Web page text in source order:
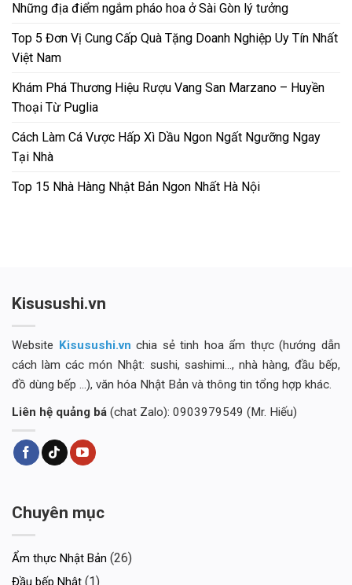
Những địa điểm ngắm pháo hoa ở Sài Gòn lý tưởng
Top 5 Đơn Vị Cung Cấp Quà Tặng Doanh Nghiệp Uy Tín Nhất
Việt Nam
Khám Phá Thương Hiệu Rượu Vang San Marzano – Huyền
Thoại Từ Puglia
Cách Làm Cá Vược Hấp Xì Dầu Ngon Ngất Ngưỡng Ngay
Tại Nhà
Top 15 Nhà Hàng Nhật Bản Ngon Nhất Hà Nội
Kisusushi.vn
Website Kisusushi.vn chia sẻ tinh hoa ẩm thực (hướng dẫn
cách làm các món Nhật: sushi, sashimi..., nhà hàng, đầu bếp,
đồ dùng bếp ...), văn hóa Nhật Bản và thông tin tổng hợp khác.
Liên hệ quảng bá (chat Zalo): 0903979549 (Mr. Hiếu)
Chuyên mục
Ẩm thực Nhật Bản (26)
Đầu bếp Nhật (1)